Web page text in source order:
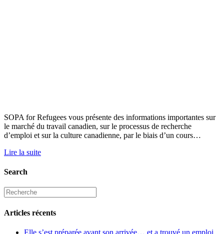
SOPA for Refugees vous présente des informations importantes sur
le marché du travail canadien, sur le processus de recherche
d’emploi et sur la culture canadienne, par le biais d’un cours…
Lire la suite
Search
Articles récents
Elle s’est préparée avant son arrivée… et a trouvé un emploi